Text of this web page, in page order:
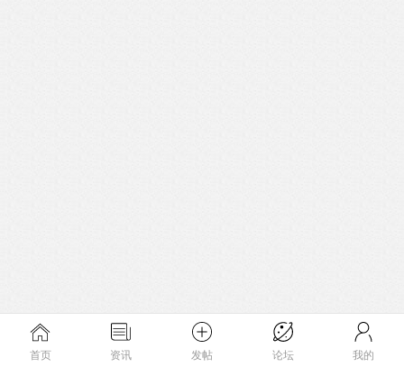
首页 资讯 发帖 论坛 我的